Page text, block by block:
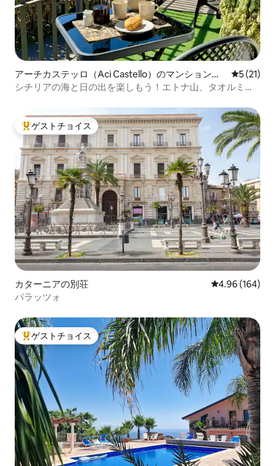
アーチカステッロ（Aci Castello）のマンション・
アパート
レビュー
5 (21)
シチリアの海と日の出を楽しもう！エトナ山、タオルミー
大好評のゲストチョイスです。
ゲストチョイス
カターニアの別荘 レビュー164
4.96 (164)
パラッツォ
大好評のゲストチョイスです。
ゲストチョイス